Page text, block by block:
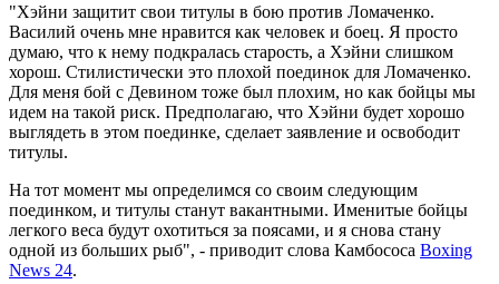
"Хэйни защитит свои титулы в бою против Ломаченко.
Василий очень мне нравится как человек и боец. Я просто
думаю, что к нему подкралась старость, а Хэйни слишком
хорош. Стилистически это плохой поединок для Ломаченко.
Для меня бой с Девином тоже был плохим, но как бойцы мы
идем на такой риск. Предполагаю, что Хэйни будет хорошо
выглядеть в этом поединке, сделает заявление и освободит
титулы.
На тот момент мы определимся со своим следующим
поединком, и титулы станут вакантными. Именитые бойцы
легкого веса будут охотиться за поясами, и я снова стану
одной из больших рыб", - приводит слова Камбососа Boxing
News 24.